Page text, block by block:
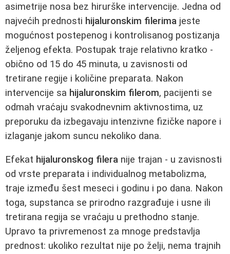
asimetrije nosa bez hirurške intervencije. Jedna od
najvećih prednosti hijaluronskim filerima jeste
mogućnost postepenog i kontrolisanog postizanja
željenog efekta. Postupak traje relativno kratko -
obično od 15 do 45 minuta, u zavisnosti od
tretirane regije i količine preparata. Nakon
intervencije sa hijaluronskim filerom, pacijenti se
odmah vraćaju svakodnevnim aktivnostima, uz
preporuku da izbegavaju intenzivne fizičke napore i
izlaganje jakom suncu nekoliko dana.
Efekat hijaluronskog filera nije trajan - u zavisnosti
od vrste preparata i individualnog metabolizma,
traje između šest meseci i godinu i po dana. Nakon
toga, supstanca se prirodno razgrađuje i usne ili
tretirana regija se vraćaju u prethodno stanje.
Upravo ta privremenost za mnoge predstavlja
prednost: ukoliko rezultat nije po želji, nema trajnih